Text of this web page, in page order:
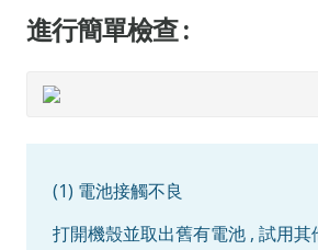
進行簡單檢查 :
(1) 電池接觸不良
打開機殼並取出舊有電池 , 試用